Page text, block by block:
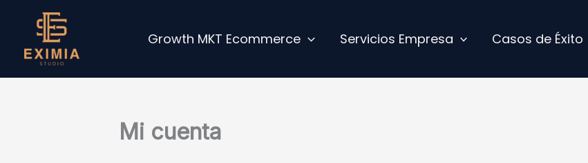
contenido
Growth MKT Ecommerce Servicios Empresa Casos de Éxito
Mi cuenta